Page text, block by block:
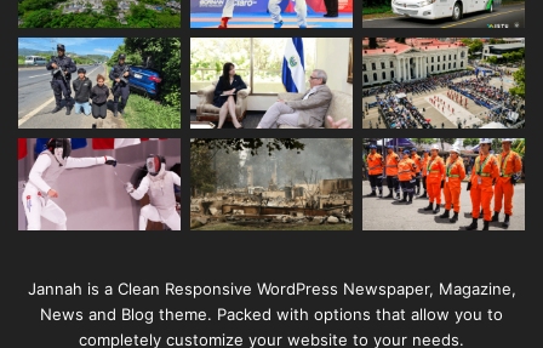
Jannah is a Clean Responsive WordPress Newspaper, Magazine,
News and Blog theme. Packed with options that allow you to
completely customize your website to your needs.